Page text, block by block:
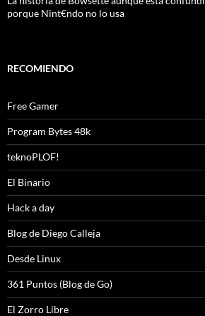
porque Nint€ndo no lo usa
RECOMIENDO
Free Gamer
Program Bytes 48k
teknoPLOF!
El Binario
Hack a day
Blog de Diego Calleja
Desde Linux
361 Puntos (Blog de Go)
El Zorro Libre